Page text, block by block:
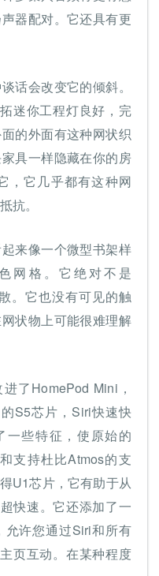
器配对。它还具有更
话会改变它的倾斜。
迷你工程灯良好，完
的外面有这种网状织
具一样隐藏在你的房
，它几乎都有这种网
抗。
来像一个微型书架样
网格。它绝对不是
。它也没有可见的触
状物上可能很难理解
了HomePod Mini，
S5芯片，Siri快速快
一些特征，使原始的
支持杜比Atmos的支
U1芯片，它有助于从
快速。它还添加了一
允许您通过Siri和所有
页互动。在某种程度